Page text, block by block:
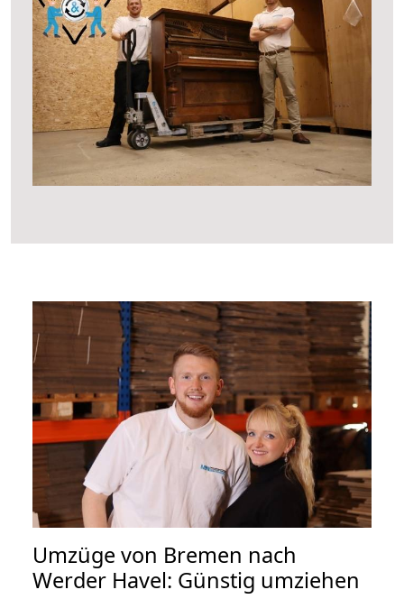
Umzüge von Bremen nach
Werder Havel: Günstig umziehen